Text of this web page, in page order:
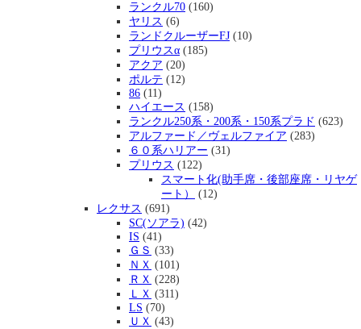
ランクル70 (160)
ヤリス (6)
ランドクルーザーFJ (10)
プリウスα (185)
アクア (20)
ポルテ (12)
86 (11)
ハイエース (158)
ランクル250系・200系・150系プラド (623)
アルファード／ヴェルファイア (283)
６０系ハリアー (31)
プリウス (122)
スマート化(助手席・後部座席・リヤゲ
ート）
(12)
レクサス (691)
SC(ソアラ) (42)
IS (41)
ＧＳ (33)
ＮＸ (101)
ＲＸ (228)
ＬＸ (311)
LS (70)
ＵＸ (43)